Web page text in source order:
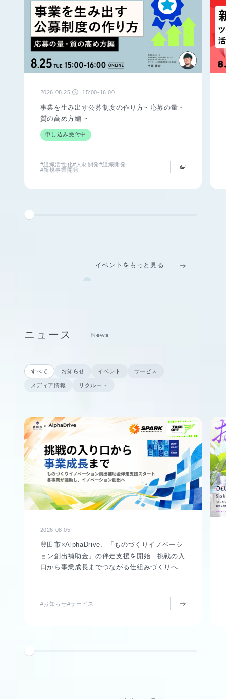
2026.08.25 火 15:00-16:00
事業を生み出す公募制度の作り方~ 応募の量・
質の高め方編 ~
申し込み受付中
#組織活性化#人材開発#組織開発
#新規事業開発
イベントをもっと見る
ニュース News
すべて お知らせ イベント サービス
メディア情報 リクルート
2026.08.05
豊田市×AlphaDrive、「ものづくりイノベーシ
ョン創出補助金」の伴走支援を開始 挑戦の入
口から事業成長までつながる仕組みづくりへ
#お知らせ#サービス